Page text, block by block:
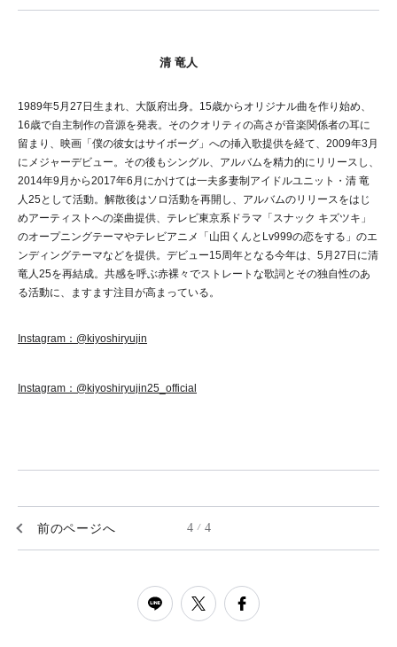
清 竜人
1989年5月27日生まれ、大阪府出身。15歳からオリジナル曲を作り始め、
16歳で自主制作の音源を発表。そのクオリティの高さが音楽関係者の耳に
留まり、映画「僕の彼女はサイボーグ」への挿入歌提供を経て、2009年3月
にメジャーデビュー。その後もシングル、アルバムを精力的にリリースし、
2014年9月から2017年6月にかけては一夫多妻制アイドルユニット・清 竜
人25として活動。解散後はソロ活動を再開し、アルバムのリリースをはじ
めアーティストへの楽曲提供、テレビ東京系ドラマ「スナック キズツキ」
のオープニングテーマやテレビアニメ「山田くんとLv999の恋をする」のエ
ンディングテーマなどを提供。デビュー15周年となる今年は、5月27日に清
竜人25を再結成。共感を呼ぶ赤裸々でストレートな歌詞とその独自性のあ
る活動に、ますます注目が高まっている。
Instagram：@kiyoshiryujin
Instagram：@kiyoshiryujin25_official
前のページへ 4 / 4